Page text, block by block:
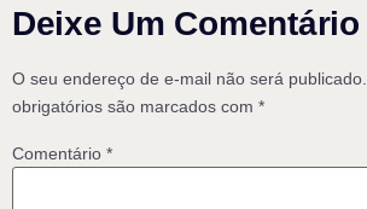
Deixe Um Comentário
O seu endereço de e-mail não será publicado.
obrigatórios são marcados com *
Comentário *